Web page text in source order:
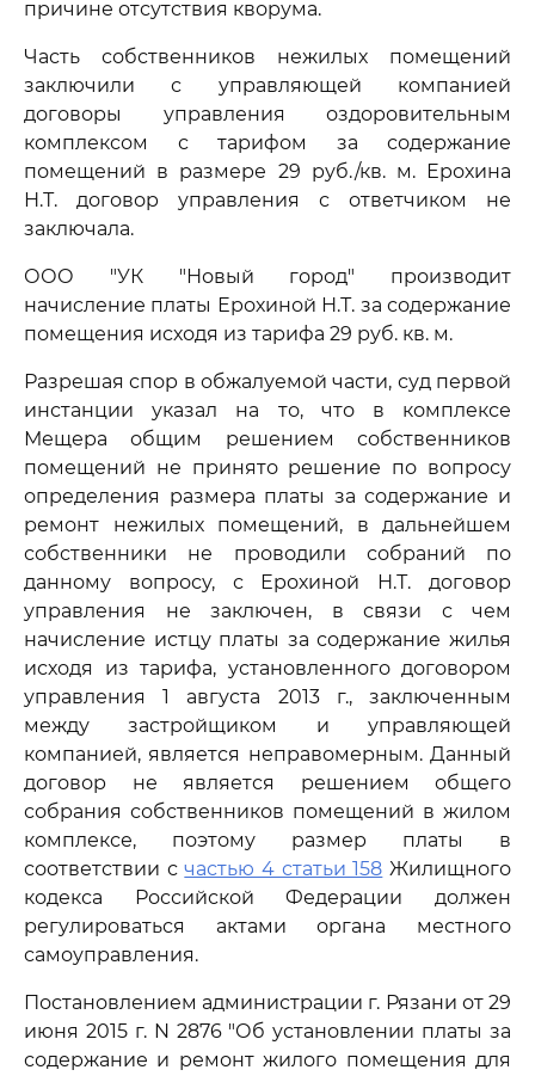
причине отсутствия кворума.
Часть собственников нежилых помещений
заключили с управляющей компанией
договоры управления оздоровительным
комплексом с тарифом за содержание
помещений в размере 29 руб./кв. м. Ерохина
Н.Т. договор управления с ответчиком не
заключала.
ООО "УК "Новый город" производит
начисление платы Ерохиной Н.Т. за содержание
помещения исходя из тарифа 29 руб. кв. м.
Разрешая спор в обжалуемой части, суд первой
инстанции указал на то, что в комплексе
Мещера общим решением собственников
помещений не принято решение по вопросу
определения размера платы за содержание и
ремонт нежилых помещений, в дальнейшем
собственники не проводили собраний по
данному вопросу, с Ерохиной Н.Т. договор
управления не заключен, в связи с чем
начисление истцу платы за содержание жилья
исходя из тарифа, установленного договором
управления 1 августа 2013 г., заключенным
между застройщиком и управляющей
компанией, является неправомерным. Данный
договор не является решением общего
собрания собственников помещений в жилом
комплексе, поэтому размер платы в
соответствии счастью 4 статьи 158 Жилищного
кодекса Российской Федерации должен
регулироваться актами органа местного
самоуправления.
Постановлением администрации г. Рязани от 29
июня 2015 г. N 2876 "Об установлении платы за
содержание и ремонт жилого помещения для